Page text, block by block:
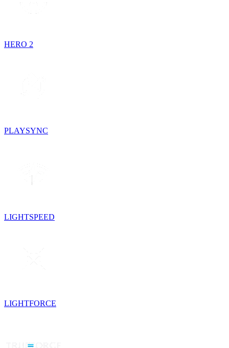
HERO 2
PLAYSYNC
LIGHTSPEED
LIGHTFORCE